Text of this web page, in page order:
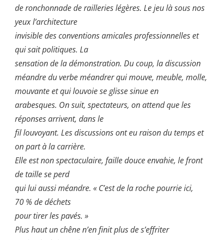
de ronchonnade de railleries légères. Le jeu là sous nos
yeux l’architecture
invisible des conventions amicales professionnelles et
qui sait politiques. La
sensation de la démonstration. Du coup, la discussion
méandre du verbe méandrer qui mouve, meuble, molle,
mouvante et qui louvoie se glisse sinue en
arabesques. On suit, spectateurs, on attend que les
réponses arrivent, dans le
fil louvoyant. Les discussions ont eu raison du temps et
on part à la carrière.
Elle est non spectaculaire, faille douce envahie, le front
de taille se perd
qui lui aussi méandre. « C’est de la roche pourrie ici,
70 % de déchets
pour tirer les pavés. »
Plus haut un chêne n’en finit plus de s’effriter